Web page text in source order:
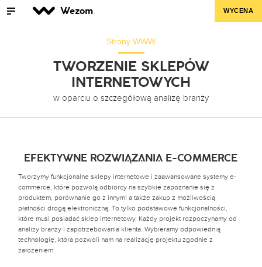
Wezom WYCENA
Strony WWW
TWORZENIE SKLEPÓW
INTERNETOWYCH
w oparciu o szczegółową analizę branży
EFEKTYWNE ROZWIĄZANIA E-COMMERCE
Tworzymy funkcjonalne sklepy internetowe i zaawansowane systemy e-
commerce, które pozwolą odbiorcy na szybkie zapoznanie się z
produktem, porównanie go z innymi a także zakup z możliwością
płatności drogą elektroniczną. To tylko podstawowe funkcjonalności,
które musi posiadać sklep internetowy. Każdy projekt rozpoczynamy od
analizy branży i zapotrzebowania klienta. Wybieramy odpowiednią
technologię, która pozwoli nam na realizację projektu zgodnie z
założeniem.